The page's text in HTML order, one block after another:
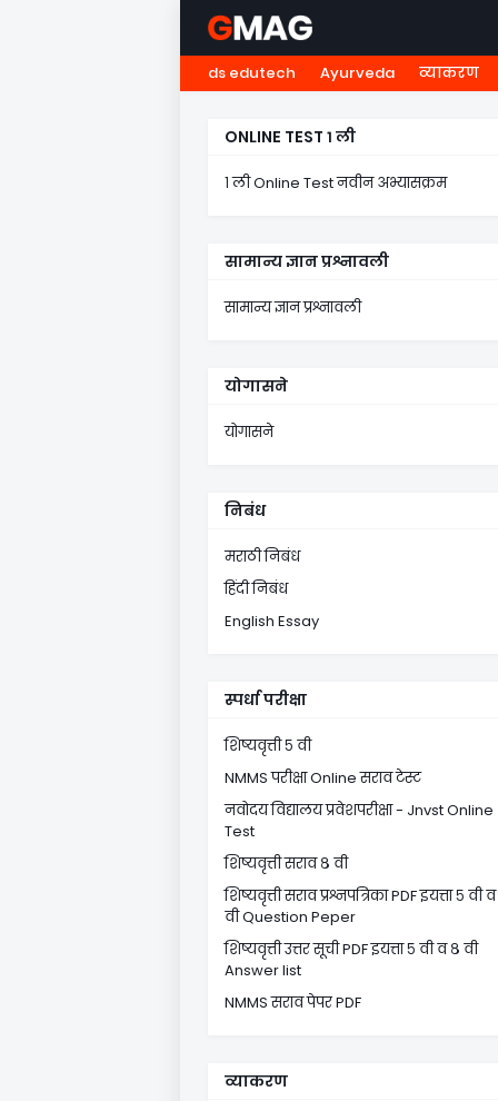
HOME नवोदय NMMS ५
ds edutech Ayurveda व्याकरण
ONLINE TEST १ ली
१ ली Online Test नवीन अभ्यासक्रम
सामान्य ज्ञान प्रश्नावली
सामान्य ज्ञान प्रश्नावली
योगासने
योगासने
निबंध
मराठी निबंध
हिंदी निबंध
English Essay
स्पर्धा परीक्षा
शिष्यवृत्ती ५ वी
NMMS परीक्षा Online सराव टेस्ट
नवोदय विद्यालय प्रवेशपरीक्षा - Jnvst Online
Test
शिष्यवृत्ती सराव ८ वी
शिष्यवृत्ती सराव प्रश्नपत्रिका PDF इयत्ता ५ वी
वी Question Peper
शिष्यवृत्ती उत्तर सूची PDF इयत्ता ५ वी व ८ वी
Answer list
NMMS सराव पेपर PDF
व्याकरण